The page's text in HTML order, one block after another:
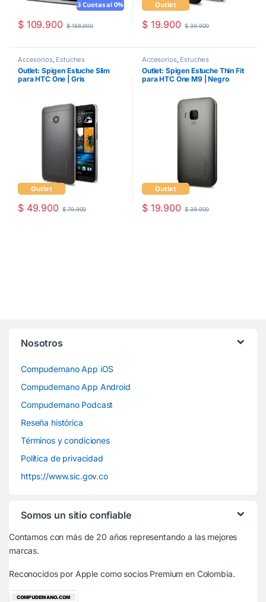
3 Cuotas al 0%
$109.900 $188.900
Outlet
$19.900 $39.900
Accesorios, Estuches
Outlet: Spigen Estuche Slim
para HTC One | Gris
Outlet
$49.900 $79.900
Accesorios, Estuches
Outlet: Spigen Estuche Thin Fit
para HTC One M9 | Negro
Outlet
$19.900 $39.900
Nosotros
Compudemano App iOS
Compudemano App Android
Compudemano Podcast
Reseña histórica
Términos y condiciones
Política de privacidad
https://www.sic.gov.co
Somos un sitio confiable
Contamos con más de 20 años representando a las mejores
marcas.
Reconocidos por Apple como socios Premium en Colombia.